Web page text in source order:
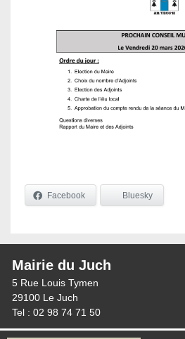
Facebook Bluesky
Mairie du Juch
5 Rue Louis Tymen
29100 Le Juch
Tel : 02 98 74 71 50